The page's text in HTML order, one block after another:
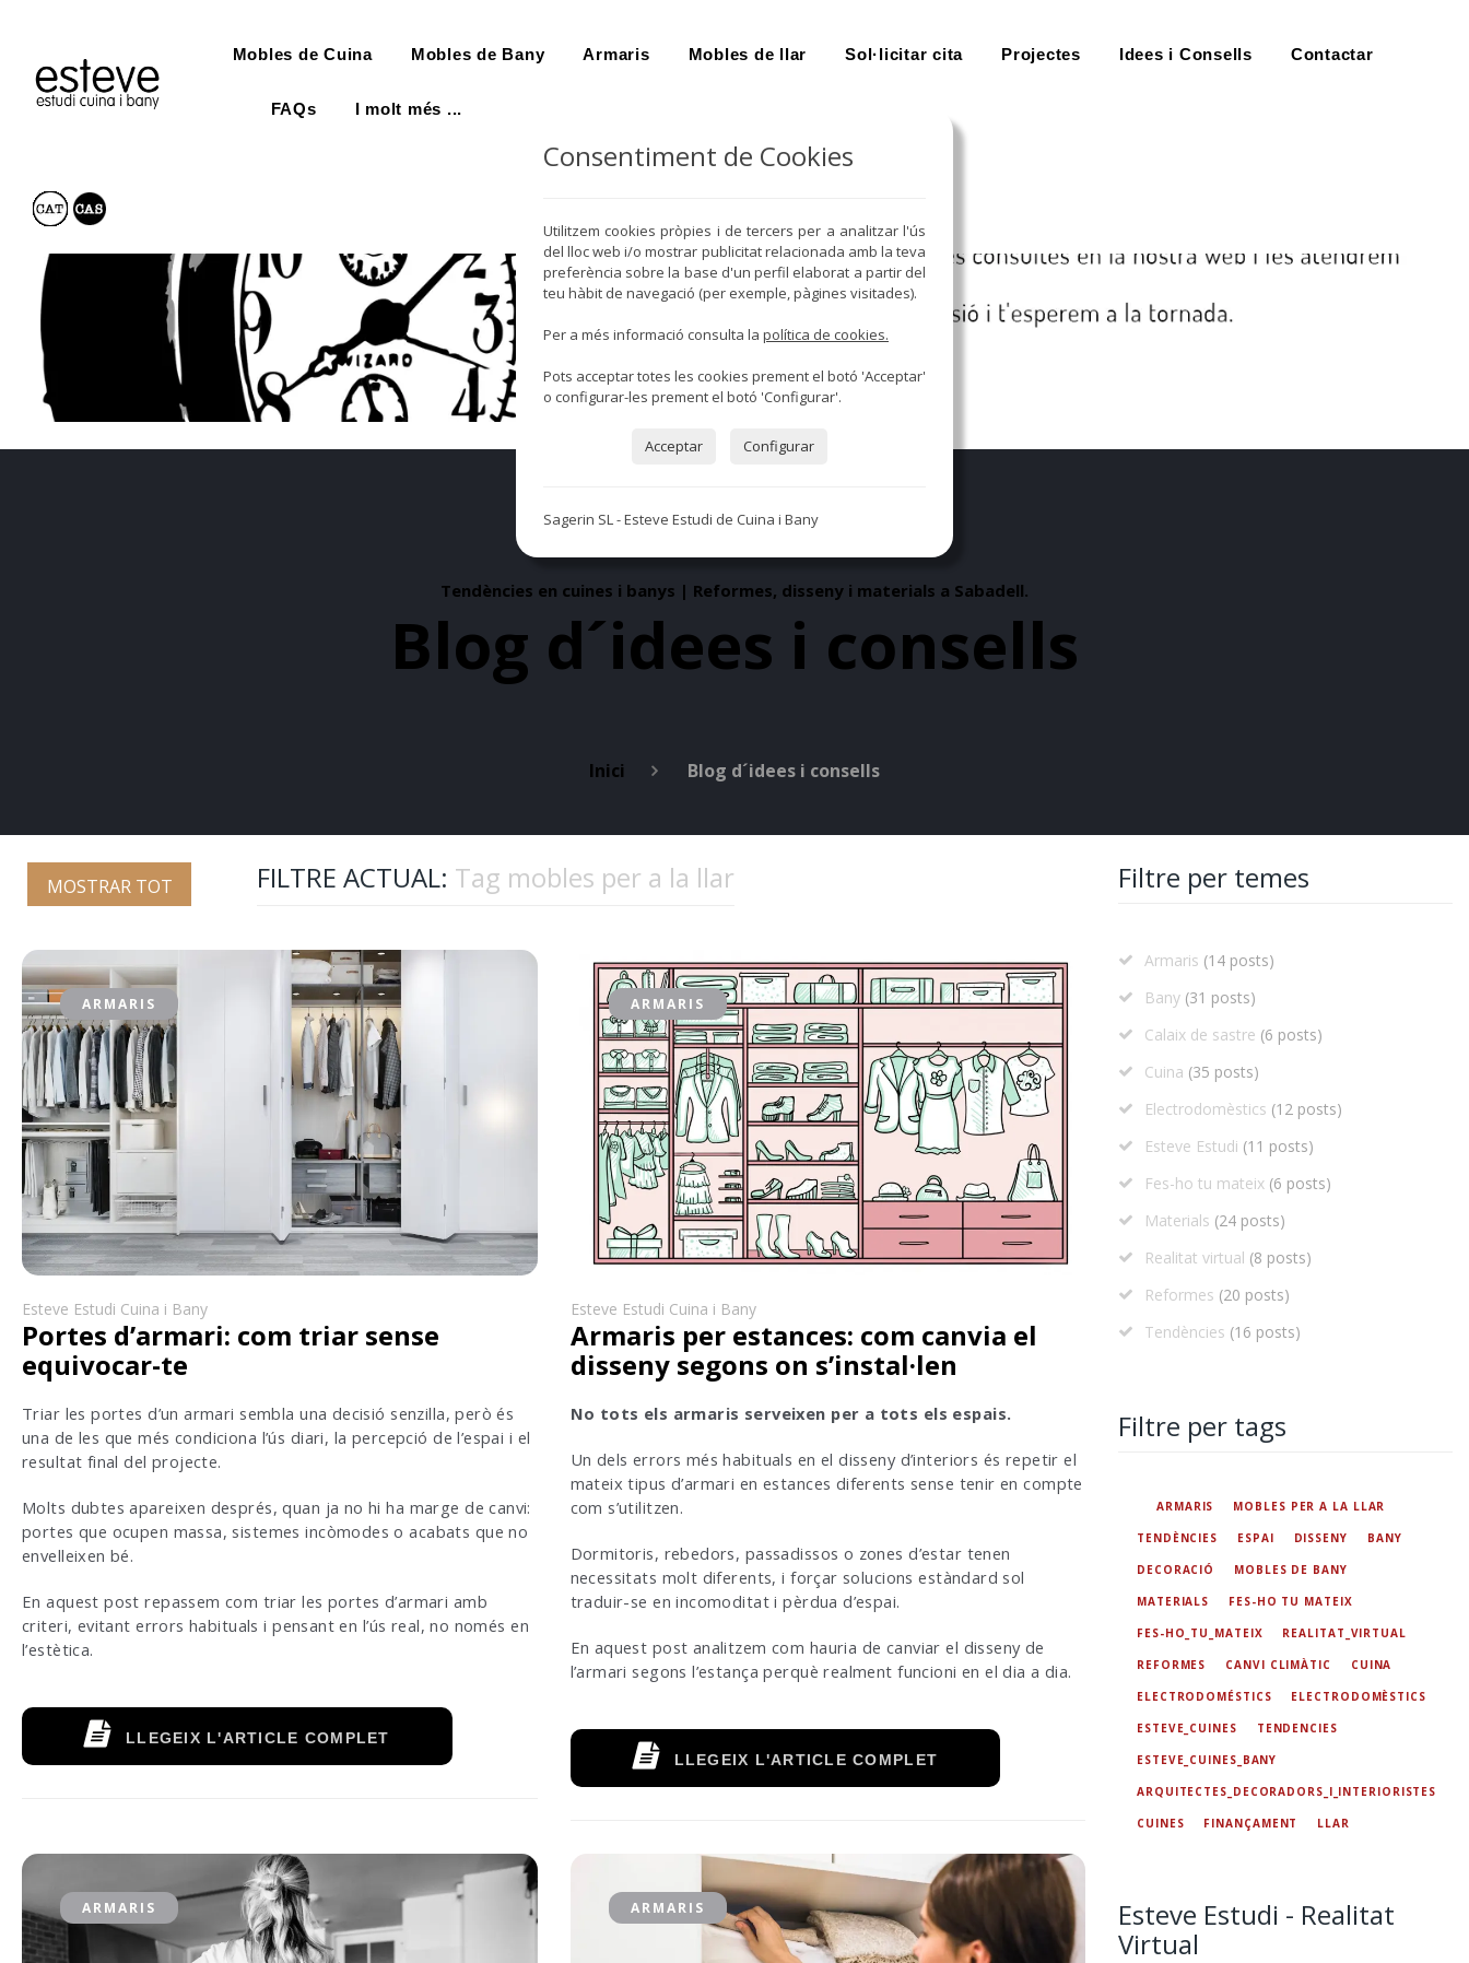
Consentiment de Cookies
Utilitzem cookies pròpies i de tercers per a analitzar l'ús
del lloc web i/o mostrar publicitat relacionada amb la teva
preferència sobre la base d'un perfil elaborat a partir del
teu hàbit de navegació (per exemple, pàgines visitades).
Per a més informació consulta la política de cookies.
Pots acceptar totes les cookies prement el botó 'Acceptar'
o configurar-les prement el botó 'Configurar'.
Acceptar Configurar
Sagerin SL - Esteve Estudi de Cuina i Bany
Mobles de Cuina Mobles de Bany Armaris Mobles de llar Sol·licitar cita Projectes Idees i Consells Contactar
FAQs I molt més ...
Tendències en cuines i banys | Reformes, disseny i materials a Sabadell.
Blog d´idees i consells
Inici Blog d´idees i consells
MOSTRAR TOT FILTRE ACTUAL: Tag mobles per a la llar
ARMARIS
Esteve Estudi Cuina i Bany
Portes d’armari: com triar sense
equivocar-te
Triar les portes d’un armari sembla una decisió senzilla, però és
una de les que més condiciona l’ús diari, la percepció de l’espai i el
resultat final del projecte.
Molts dubtes apareixen després, quan ja no hi ha marge de canvi:
portes que ocupen massa, sistemes incòmodes o acabats que no
envelleixen bé.
En aquest post repassem com triar les portes d’armari amb
criteri, evitant errors habituals i pensant en l’ús real, no només en
l’estètica.
LLEGEIX L'ARTICLE COMPLET
ARMARIS
Esteve Estudi Cuina i Bany
Armaris per estances: com canvia el
disseny segons on s’instal·len
No tots els armaris serveixen per a tots els espais.
Un dels errors més habituals en el disseny d’interiors és repetir el
mateix tipus d’armari en estances diferents sense tenir en compte
com s’utilitzen.
Dormitoris, rebedors, passadissos o zones d’estar tenen
necessitats molt diferents, i forçar solucions estàndard sol
traduir-se en incomoditat i pèrdua d’espai.
En aquest post analitzem com hauria de canviar el disseny de
l’armari segons l’estança perquè realment funcioni en el dia a dia.
LLEGEIX L'ARTICLE COMPLET
ARMARIS ARMARIS
Filtre per temes
Armaris (14 posts)
Bany (31 posts)
Calaix de sastre (6 posts)
Cuina (35 posts)
Electrodomèstics (12 posts)
Esteve Estudi (11 posts)
Fes-ho tu mateix (6 posts)
Materials (24 posts)
Realitat virtual (8 posts)
Reformes (20 posts)
Tendències (16 posts)
Filtre per tags
ARMARIS MOBLES PER A LA LLAR
TENDÈNCIES ESPAI DISSENY BANY
DECORACIÓ MOBLES DE BANY
MATERIALS FES-HO TU MATEIX
FES-HO_TU_MATEIX REALITAT_VIRTUAL
REFORMES CANVI CLIMÀTIC CUINA
ELECTRODOMÉSTICS ELECTRODOMÈSTICS
ESTEVE_CUINES TENDENCIES
ESTEVE_CUINES_BANY
ARQUITECTES_DECORADORS_I_INTERIORISTES
CUINES FINANÇAMENT LLAR
Esteve Estudi - Realitat
Virtual